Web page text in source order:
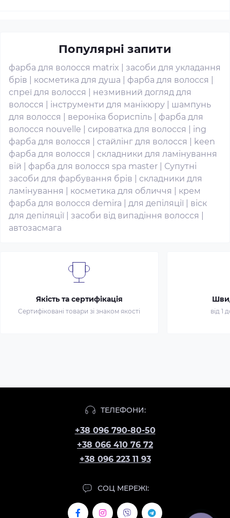
Популярні запити
фарба для волосся matrix
засоби для укладання
брів
косметика для душа фарба для волосся
спреї для волосся
незмивний догляд для
волосся
інструменти для манікюру
шампунь
для волосся
вероніка бориспіль
фарба для
волосся nouvelle
сироватка для волосся
ing
фарба для волосся
стайлінг для волосся
keen
фарба для волосся
складники для ламінування
вій
фарба для волосся spa master
Супутні
засоби для фарбування брів
складники для
ламінування
косметика для обличчя
крем
фарба для волосся demira
для депіляції
віск
для депіляції
засоби від випадіння волосся
автозасмага
Якість та сертифікація
Сертифіковані товари зі знаком якості від 1
ТЕЛЕФОНИ:
+38 096 790-80-50
+38 066 410 76 72
+38 096 223 11 93
СОЦ МЕРЕЖІ: